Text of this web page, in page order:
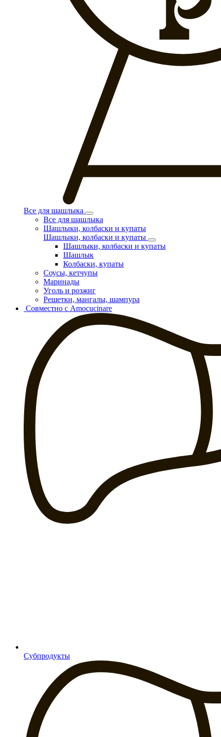
Все для шашлыка
Все для шашлыка
Шашлыки, колбаски и купаты
Шашлыки, колбаски и купаты
Шашлыки, колбаски и купаты
Шашлык
Колбаски, купаты
Соусы, кетчупы
Маринады
Уголь и розжиг
Решетки, мангалы, шампура
Совместно с Amocucinare
Субпродукты